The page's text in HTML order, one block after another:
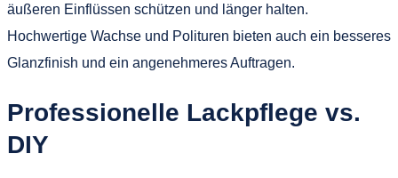
äußeren Einflüssen schützen und länger halten.
Hochwertige Wachse und Polituren bieten auch ein besseres
Glanzfinish und ein angenehmeres Auftragen.
Professionelle Lackpflege vs.
DIY